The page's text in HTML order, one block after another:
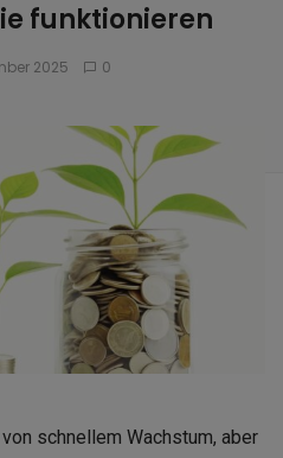
funktionieren
2025 0
schnellem Wachstum, aber